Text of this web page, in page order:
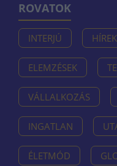
ROVATOK
INTERJÚ HÍREK
ELEMZÉSEK
VÁLLALKOZÁS
INGATLAN
ÉLETMÓD